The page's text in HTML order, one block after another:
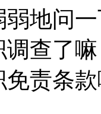
问一
查了
责条